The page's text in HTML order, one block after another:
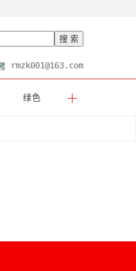
rmzk001@163.com
绿色